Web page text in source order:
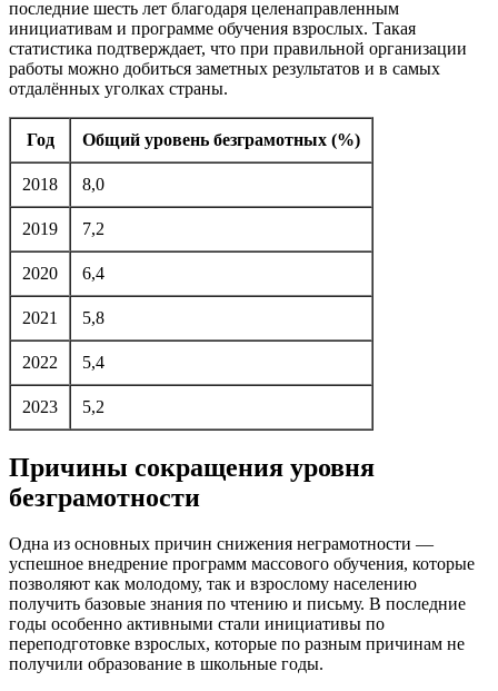
последние шесть лет благодаря целенаправленным
инициативам и программе обучения взрослых. Такая
статистика подтверждает, что при правильной организации
работы можно добиться заметных результатов и в самых
отдалённых уголках страны.
Год Общий уровень безграмотных (%)
2018 8,0
2019 7,2
2020 6,4
2021 5,8
2022 5,4
2023 5,2
Причины сокращения уровня
безграмотности
Одна из основных причин снижения неграмотности —
успешное внедрение программ массового обучения, которые
позволяют как молодому, так и взрослому населению
получить базовые знания по чтению и письму. В последние
годы особенно активными стали инициативы по
переподготовке взрослых, которые по разным причинам не
получили образование в школьные годы.